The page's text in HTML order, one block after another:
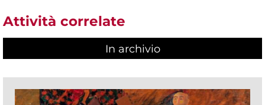
Attività correlate
In archivio